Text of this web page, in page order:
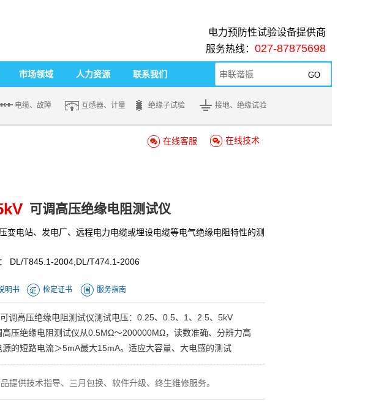
电力预防性试验设备提供商
服务热线： 027-87875698
市场领域 人力资源 联系我们
电缆、故障 互感器、计量 绝缘子试验 接地、绝缘试验
在线客服 在线技术
可调高压绝缘电阻测试仪
变电站、发电厂、远程电力电缆或埋设电缆等电气绝缘电阻特性的测
DL/T845.1-2004,DL/T474.1-2006
明书 检定证书 服务指南
调高压绝缘电阻测试仪测试电压：0.25、0.5、1、2.5、5kV
高压绝缘电阻测试仪从0.5MΩ～200000MΩ，读数准确、分辨力高
源的短路电流＞5mA最大15mA。适应大容量、大电感的测试
提供技术指导、三月包换、软件升级、终生维修服务。